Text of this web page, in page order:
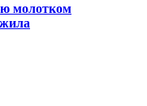
молотком